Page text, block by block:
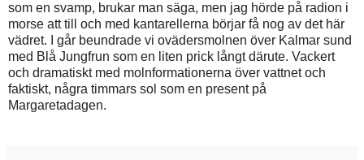
som en svamp, brukar man säga, men jag hörde på radion i
morse att till och med kantarellerna börjar få nog av det här
vädret. I går beundrade vi ovädersmolnen över Kalmar sund
med Blå Jungfrun som en liten prick långt därute. Vackert
och dramatiskt med molnformationerna över vattnet och
faktiskt, några timmars sol som en present på
Margaretadagen.